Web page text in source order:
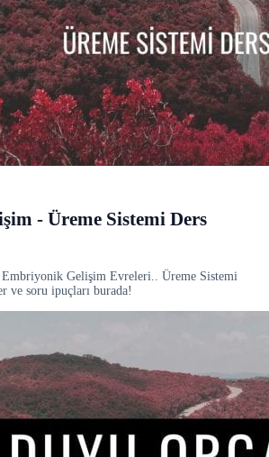
- Üreme Sistemi Ders
Embriyonik Gelişim Evreleri.. Üreme Sistemi
ve soru ipuçları burada!